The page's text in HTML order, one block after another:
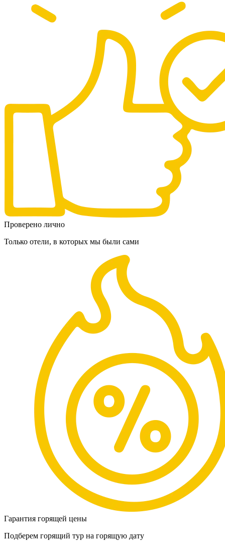
Проверено лично
Только отели, в которых мы были сами
Гарантия горящей цены
Подберем горящий тур на горящую дату